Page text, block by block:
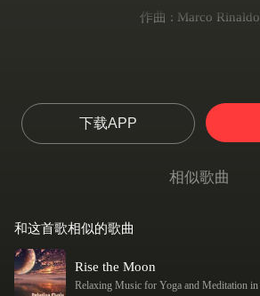
作曲 : Marco Rinaldo
下载APP
相似歌曲
和这首歌相似的歌曲
Rise the Moon